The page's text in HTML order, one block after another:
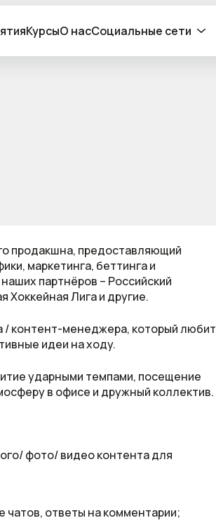
КурсыО насСоциальные сети
продакшна, предоставляющий
маркетинга, беттинга и
партнёров – Российский
Лига и другие.
контент-менеджера, который любит
идеи на ходу.
ударными темпами, посещение
в офисе и дружный коллектив.
фото/ видео контента для
чатов, ответы на комментарии;